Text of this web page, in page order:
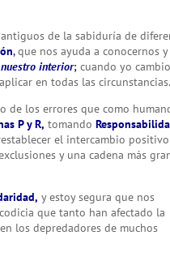
de la sabiduría de
,que nos ayuda a conocernos y
interior; cuando yo
en todas las circunstancias.
de los errores que como
P y R, tomando
el intercambio
y una cadena más
y estoy segura que nos
que tanto han afectado la
los depredadores de muchos